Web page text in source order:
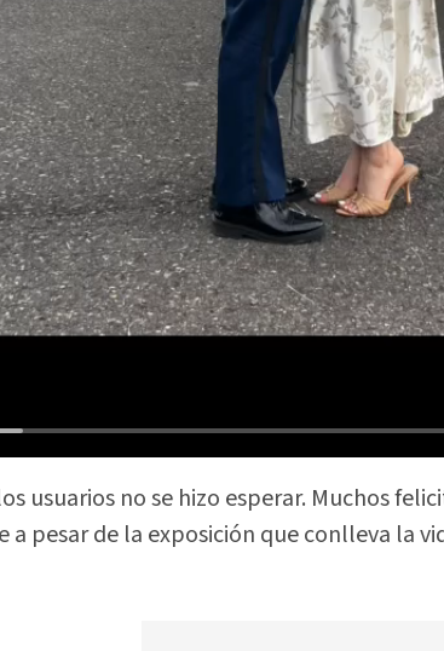
usuarios no se hizo esperar. Muchos
a pesar de la exposición que conlleva la